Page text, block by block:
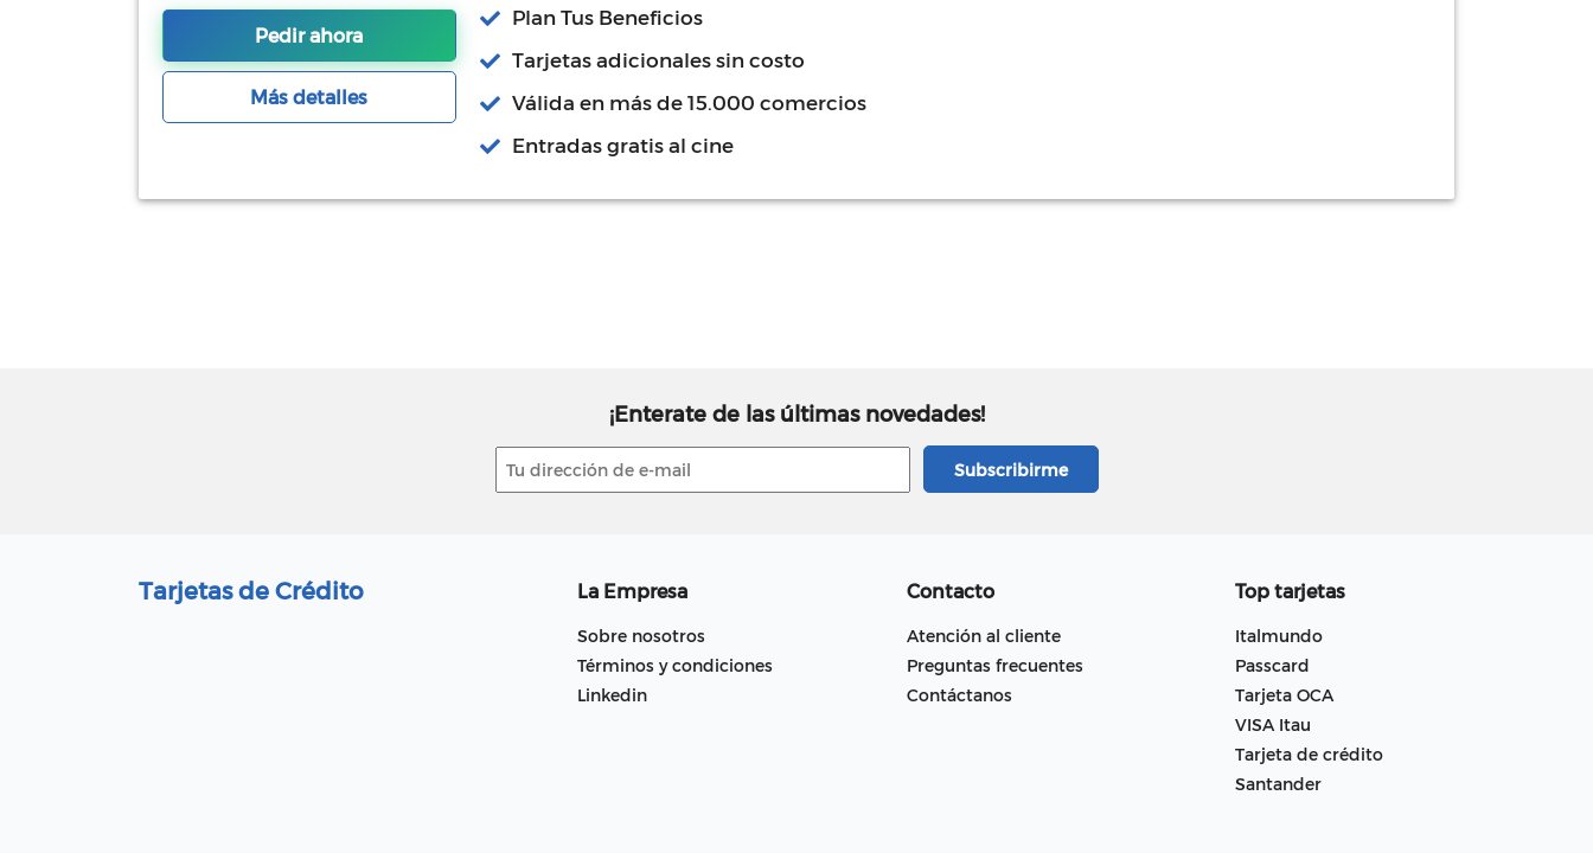
Pedir ahora
Más detalles
Plan Tus Beneficios
Tarjetas adicionales sin costo
Válida en más de 15.000 comercios
Entradas gratis al cine
¡Enterate de las últimas novedades!
Tarjetas de Crédito La Empresa
Sobre nosotros
Términos y condiciones
Linkedin
Contacto
Atención al cliente
Preguntas frecuentes
Contáctanos
Top tarjetas
Italmundo
Passcard
Tarjeta OCA
VISA Itau
Tarjeta de crédito
Santander